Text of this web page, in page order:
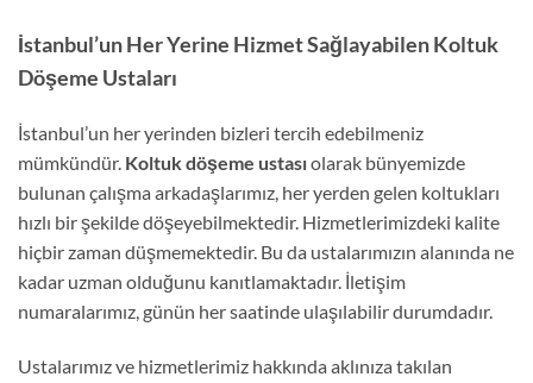
İstanbul’un Her Yerine Hizmet Sağlayabilen Koltuk
Döşeme Ustaları
İstanbul’un her yerinden bizleri tercih edebilmeniz
mümkündür. Koltuk döşeme ustasıolarak bünyemizde
bulunan çalışma arkadaşlarımız, her yerden gelen koltukları
hızlı bir şekilde döşeyebilmektedir. Hizmetlerimizdeki kalite
hiçbir zaman düşmemektedir. Bu da ustalarımızın alanında ne
kadar uzman olduğunu kanıtlamaktadır. İletişim
numaralarımız, günün her saatinde ulaşılabilir durumdadır.
Ustalarımız ve hizmetlerimiz hakkında aklınıza takılan